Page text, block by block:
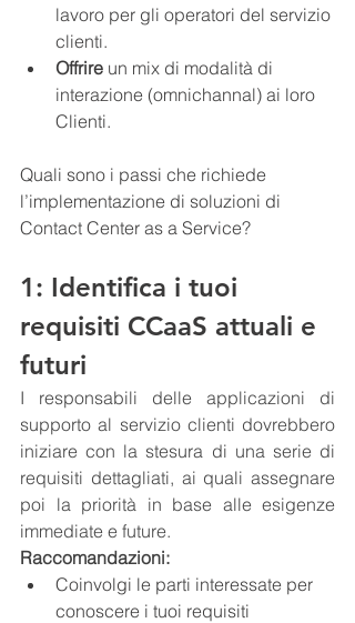
lavoro per gli operatori del servizio
clienti.
Offrire un mix di modalità di
interazione (omnichannal) ai loro
Clienti.
Quali sono i passi che richiede
l’implementazione di soluzioni di
Contact Center as a Service?
1: Identifica i tuoi
requisiti CCaaS attuali e
futuri
I responsabili delle applicazioni di
supporto al servizio clienti dovrebbero
iniziare con la stesura di una serie di
requisiti dettagliati, ai quali assegnare
poi la priorità in base alle esigenze
immediate e future.
Raccomandazioni:
Coinvolgi le parti interessate per
conoscere i tuoi requisiti